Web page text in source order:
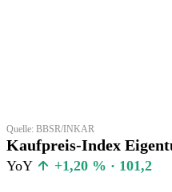
Quelle: BBSR/INKAR
Kaufpreis-Index
YoY +1,20 % · 101,2